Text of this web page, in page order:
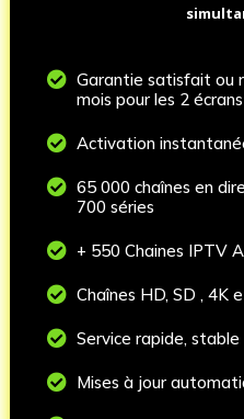
 Garantie satisfait ou
mois pour les 2 écrans
 Activation
 65 000 chaînes en
700 séries
 + 550 Chaines IPTV
 Chaînes HD, SD , 4K
 Service rapide,
 Mises à jour